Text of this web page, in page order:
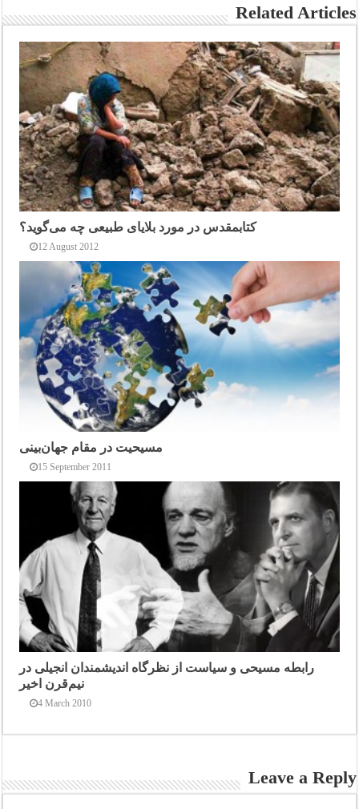
Related Articles
کتابمقدس در مورد بلایای طبیعی چه می‌گوید؟
12 August 2012
مسیحیت در مقام جهان‌بینی
15 September 2011
رابطه مسیحی و سیاست از نظرگاه اندیشمندان انجیلی در
نیم‌قرن اخیر
4 March 2010
Leave a Reply